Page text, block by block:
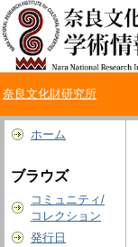
奈良文化財研究所
ホーム
ブラウズ
コミュニティ/
コレクション
発行日